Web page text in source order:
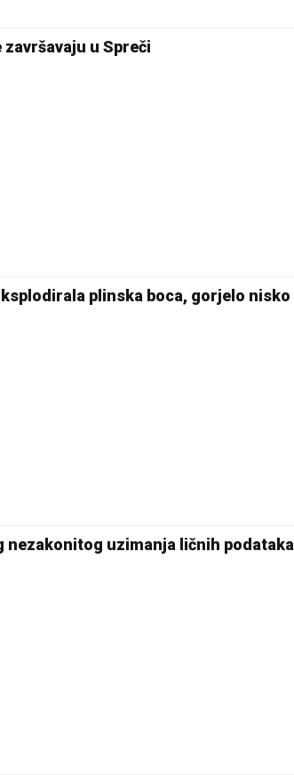
u Spreči
plinska boca, gorjelo nisko
nezakonitog uzimanja ličnih podataka